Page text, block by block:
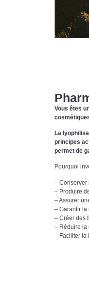
Vous êtes
La
principes
permet de
Pourquoi
– Conserver
– Produire
– Assurer
– Garantir la
– Créer des
– Réduire la
– Faciliter la